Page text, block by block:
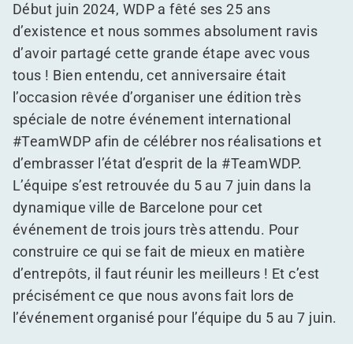
Début juin 2024, WDP a fêté ses 25 ans
d’existence et nous sommes absolument ravis
d’avoir partagé cette grande étape avec vous
tous ! Bien entendu, cet anniversaire était
l’occasion rêvée d’organiser une édition très
spéciale de notre événement international
#TeamWDP afin de célébrer nos réalisations et
d’embrasser l’état d’esprit de la #TeamWDP.
L’équipe s’est retrouvée du 5 au 7 juin dans la
dynamique ville de Barcelone pour cet
événement de trois jours très attendu. Pour
construire ce qui se fait de mieux en matière
d’entrepôts, il faut réunir les meilleurs ! Et c’est
précisément ce que nous avons fait lors de
l’événement organisé pour l’équipe du 5 au 7 juin.